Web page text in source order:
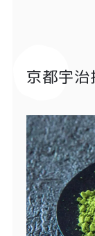
京都宇